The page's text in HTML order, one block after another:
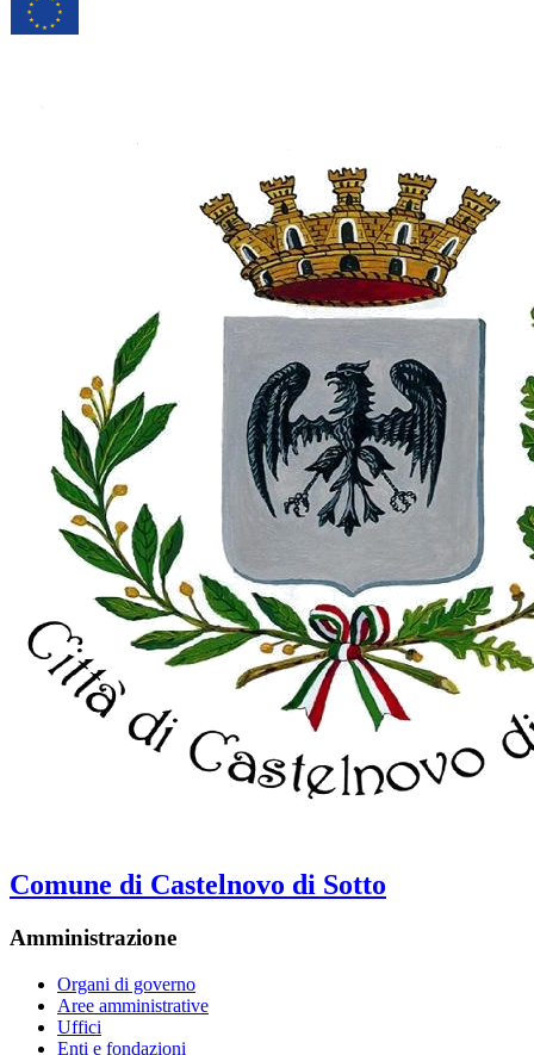
Comune di Castelnovo di Sotto
Amministrazione
Organi di governo
Aree amministrative
Uffici
Enti e fondazioni